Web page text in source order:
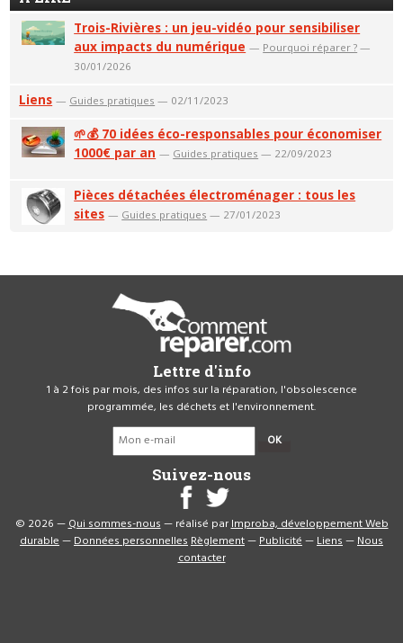
Trois-Rivières : un jeu-vidéo pour sensibiliser
aux impacts du numérique — Pourquoi réparer ? —
30/01/2026
Liens — Guides pratiques — 02/11/2023
🌱💰 70 idées éco-responsables pour économiser
1000€ par an — Guides pratiques — 22/09/2023
Pièces détachées électroménager : tous les
sites — Guides pratiques — 27/01/2023
Lettre d'info
1 à 2 fois par mois, des infos sur la réparation, l'obsolescence
programmée, les déchets et l'environnement.
OK
Suivez-nous
© 2026 —Qui sommes-nous— réalisé parImproba, développement Web
durable—Données personnellesRèglement—Publicité—Liens—Nous
contacter